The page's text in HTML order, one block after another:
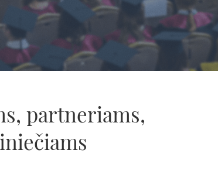
partneriams,